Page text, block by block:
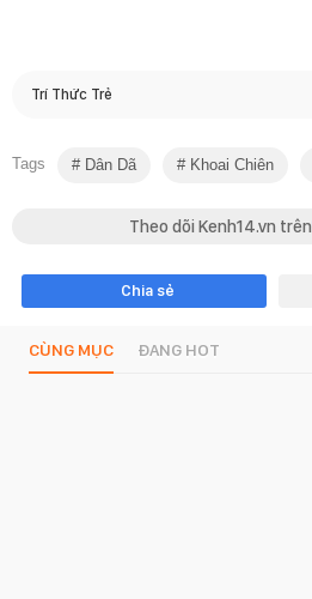
Trí Thức Trẻ
Tags Dân Dã Khoai Chiên
Theo dõi Kenh14.vn trên
Chia sẻ
CÙNG MỤC ĐANG HOT